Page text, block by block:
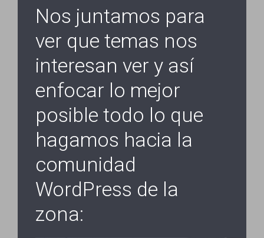
Nos juntamos para
ver que temas nos
interesan ver y así
enfocar lo mejor
posible todo lo que
hagamos hacia la
comunidad
WordPress de la
zona: